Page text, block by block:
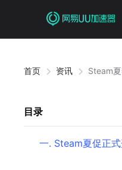
首页 资讯 Steam
目录
一. Steam夏促正